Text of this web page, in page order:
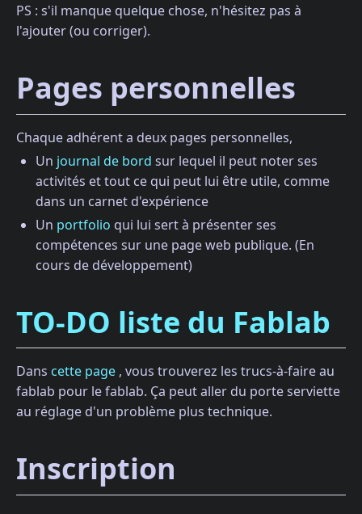
PS : s'il manque quelque chose, n'hésitez pas à
l'ajouter (ou corriger).
Pages personnelles
Chaque adhérent a deux pages personnelles,
Un journal de bord sur lequel il peut noter ses
activités et tout ce qui peut lui être utile, comme
dans un carnet d'expérience
Un portfolio qui lui sert à présenter ses
compétences sur une page web publique. (En
cours de développement)
TO-DO liste du Fablab
Dans cette page , vous trouverez les trucs-à-faire au
fablab pour le fablab. Ça peut aller du porte serviette
au réglage d'un problème plus technique.
Inscription